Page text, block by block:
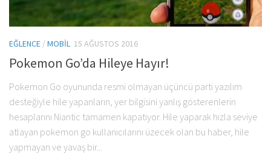
EĞLENCE /MOBIL 15 AĞUSTOS 2016
Pokemon Go’da Hileye Hayır!
Pokemon Go oyununda resmi olmayan üçüncü parti yazılım
desteğiyle hile yapanların, yer bilgisini yanlış gösterenlerin
hesaplarını Niantic tamamen kapatıyor. Hile yaparak hızla seviye
atlayan pokemon go kullanıcılarını üzecek olan bu haber, hile
yapmayan ve yavaş bir...